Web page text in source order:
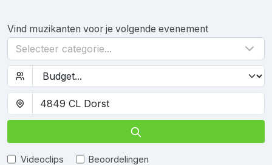
Vind muzikanten voor je volgende evenement
Selecteer categorie...
Videoclips Beoordelingen